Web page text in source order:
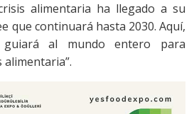
alimentaria ha llegado a su
que continuará hasta 2030. Aquí,
guiará al mundo entero para
alimentaria”.